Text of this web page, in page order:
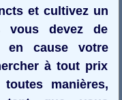
et cultivez un
vous devez de
en cause votre
à tout prix
manières,